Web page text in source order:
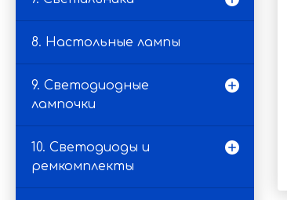
8. Настольные лампы
9. Светодиодные
лампочки
10. Светодиоды и
ремкомплекты